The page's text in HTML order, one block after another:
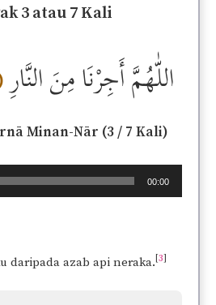
3 atau 7 Kali
اللّٰهُمَّ أَجِرْنَا مِنَ النَّارِ
Minan-Nār (3 / 7 Kali)
00:00
daripada azab api neraka. 3